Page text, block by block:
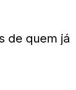
de quem já